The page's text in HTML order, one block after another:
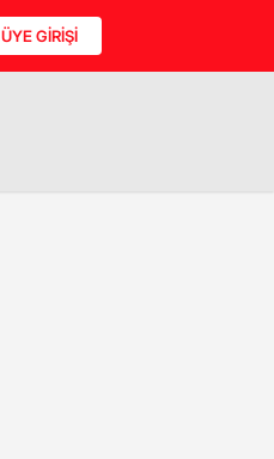
ÜYE GİRİŞİ